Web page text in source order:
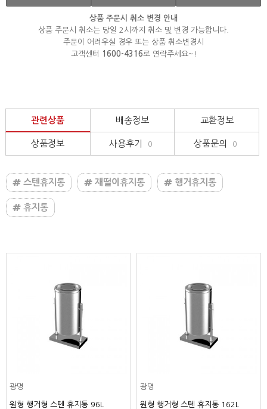
상품 주문시 취소 변경 안내
상품 주문시 취소는 당일 2시까지 취소 및 변경 가능합니다.
주문이 어려우실 경우 또는 상품 취소변경시
고객센터
1600-4316로 연락주세요~!
관련상품 배송정보 교환정보
상품정보 사용후기 0 상품문의 0
스텐휴지통 재떨이휴지통 행거휴지통
휴지통
광명
원형 행거형 스텐 휴지통 96L
광명
원형 행거형 스텐 휴지통 162L